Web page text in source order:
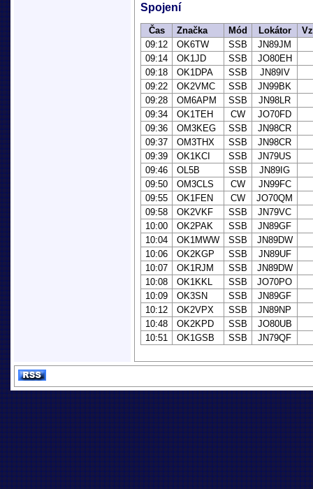
Spojení
Čas Značka Mód Lokátor
09:12
OK6TW SSB
JN89JM
09:14
OK1JD SSB
JO80EH
09:18
OK1DPA SSB
JN89IV
09:22
OK2VMC SSB
JN99BK
09:28
OM6APM SSB
JN98LR
09:34
OK1TEH CW
JO70FD
09:36
OM3KEG SSB
JN98CR
09:37
OM3THX SSB
JN98CR
09:39
OK1KCI SSB
JN79US
09:46
OL5B SSB
JN89IG
09:50
OM3CLS CW
JN99FC
09:55
OK1FEN CW
JO70QM
09:58
OK2VKF SSB
JN79VC
10:00
OK2PAK SSB
JN89GF
10:04
OK1MWW SSB
JN89DW
10:06
OK2KGP SSB
JN89UF
10:07
OK1RJM SSB
JN89DW
10:08
OK1KKL SSB
JO70PO
10:09
OK3SN SSB
JN89GF
10:12
OK2VPX SSB
JN89NP
10:48
OK2KPD SSB
JO80UB
10:51
OK1GSB SSB JN79QF